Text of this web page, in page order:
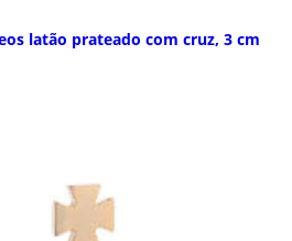
latão prateado com cruz, 3 cm